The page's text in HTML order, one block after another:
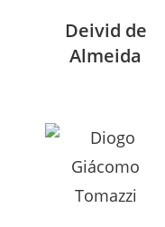
Deivid de
Almeida